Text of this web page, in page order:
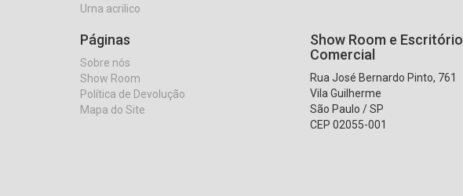
Urna acrilico
Páginas
Sobre nós
Show Room
Política de Devolução
Mapa do Site
Show Room e Escritório
Comercial
Rua José Bernardo Pinto, 761
Vila Guilherme
São Paulo / SP
CEP 02055-001